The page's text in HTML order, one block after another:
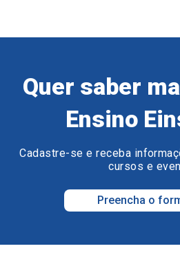
Quer saber
Ensino
Cadastre-se e receba
cursos e
Preencha o